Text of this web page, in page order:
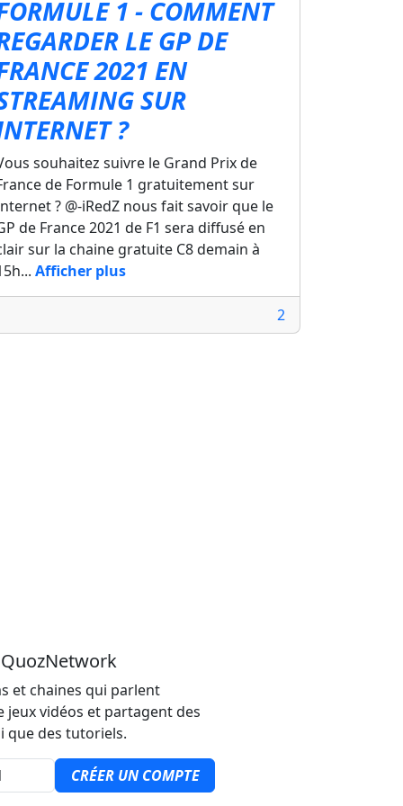
1 - COMMENT
LE GP DE
2021 EN
SUR
?
souhaitez suivre le Grand Prix de
de Formule 1 gratuitement sur
? @-iRedZ nous fait savoir que le
de France 2021 de F1 sera diffusé en
sur la chaine gratuite C8 demain à
Afficher plus
2
et chaines qui parlent
jeux vidéos et partagent des
que des tutoriels.
CRÉER UN COMPTE